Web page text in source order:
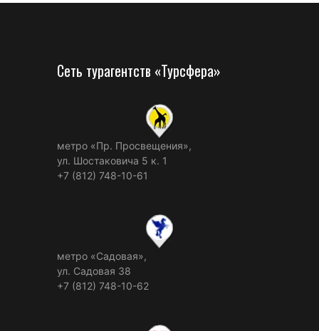
Сеть турагентств «Турсфера»
метро «Пр. Просвещения»,
ул. Шостаковича 5 к. 1
+7 (812) 748-10-61
метро «Садовая»,
ул. Садовая 38
+7 (812) 748-10-62